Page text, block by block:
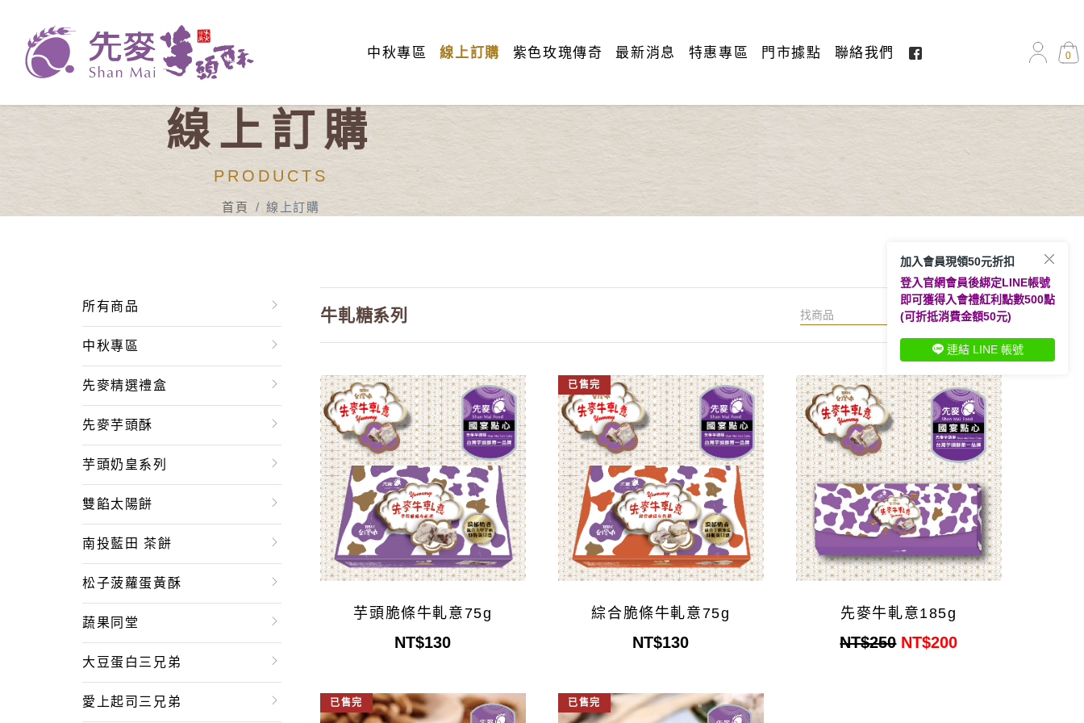
中秋專區 線上訂購 紫色玫瑰傳奇 最新消息 特惠專區 門市據點 聯絡我們 0
線上訂購
PRODUCTS
首頁 線上訂購
所有商品
中秋專區
先麥精選禮盒
先麥芋頭酥
芋頭奶皇系列
雙餡太陽餅
南投藍田 茶餅
松子菠蘿蛋黃酥
蔬果同堂
大豆蛋白三兄弟
愛上起司三兄弟
牛軋糖系列 搜尋
芋頭脆條牛軋意75g
NT$130
已售完
綜合脆條牛軋意75g
NT$130
先麥牛軋意185g
NT$250 NT$200
已售完 已售完
加入會員現領50元折扣
登入官網會員後綁定LINE帳號
即可獲得入會禮紅利點數500點
(可折抵消費金額50元)
連結 LINE 帳號